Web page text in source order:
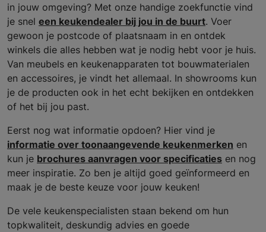
in jouw omgeving? Met onze handige zoekfunctie vind
je snel een keukendealer bij jou in de buurt. Voer
gewoon je postcode of plaatsnaam in en ontdek
winkels die alles hebben wat je nodig hebt voor je huis.
Van meubels en keukenapparaten tot bouwmaterialen
en accessoires, je vindt het allemaal. In showrooms kun
je de producten ook in het echt bekijken en ontdekken
of het bij jou past.
Eerst nog wat informatie opdoen? Hier vind je
informatie over toonaangevende keukenmerken en
kun je brochures aanvragen voor specificaties en nog
meer inspiratie. Zo ben je altijd goed geïnformeerd en
maak je de beste keuze voor jouw keuken!
De vele keukenspecialisten staan bekend om hun
topkwaliteit, deskundig advies en goede